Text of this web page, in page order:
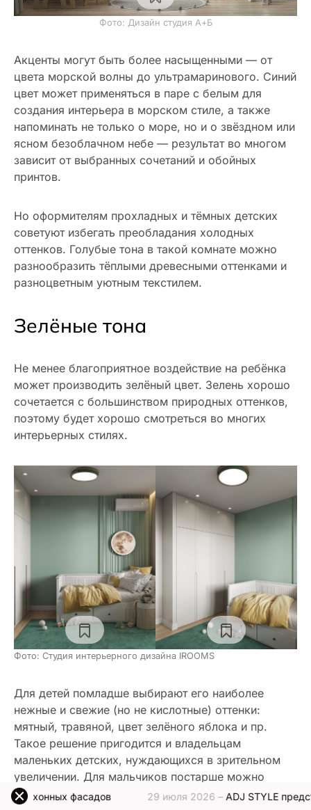
Фото: Дизайн студия А+Б
Акценты могут быть более насыщенными — от
цвета морской волны до ультрамаринового. Синий
цвет может применяться в паре с белым для
создания интерьера в морском стиле, а также
напоминать не только о море, но и о звёздном или
ясном безоблачном небе — результат во многом
зависит от выбранных сочетаний и обойных
принтов.
Но оформителям прохладных и тёмных детских
советуют избегать преобладания холодных
оттенков. Голубые тона в такой комнате можно
разнообразить тёплыми древесными оттенками и
разноцветным уютным текстилем.
Зелёные тона
Не менее благоприятное воздействие на ребёнка
может производить зелёный цвет. Зелень хорошо
сочетается с большинством природных оттенков,
поэтому будет хорошо смотреться во многих
интерьерных стилях.
Фото: Студия интерьерного дизайна IROOMS
Для детей помладше выбирают его наиболее
нежные и свежие (но не кислотные) оттенки:
мятный, травяной, цвет зелёного яблока и пр.
Такое решение пригодится и владельцам
маленьких детских, нуждающихся в зрительном
увеличении. Для мальчиков постарше можно
подобрать чуть более тёмные оливковые тона или
29 июля 2026 –ADJ STYLE представляет